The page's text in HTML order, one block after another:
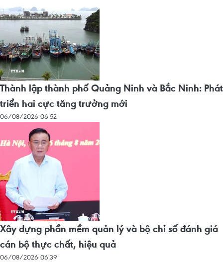
Thành lập thành phố Quảng Ninh và Bắc Ninh: Phát
triển hai cực tăng trưởng mới
06/08/2026 06:52
Xây dựng phần mềm quản lý và bộ chỉ số đánh giá
cán bộ thực chất, hiệu quả
06/08/2026 06:39